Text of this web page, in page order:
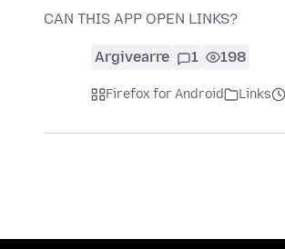
CAN THIS APP OPEN LINKS?
Argivearre 1 198
Firefox for Android Links